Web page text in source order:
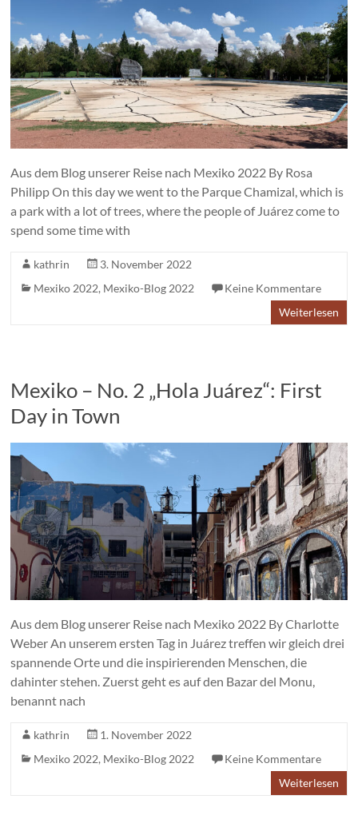
Aus dem Blog unserer Reise nach Mexiko 2022 By Rosa
Philipp On this day we went to the Parque Chamizal, which is
a park with a lot of trees, where the people of Juárez come to
spend some time with
kathrin
3. November 2022
Mexiko 2022, Mexiko-Blog 2022
Keine Kommentare
Weiterlesen
Mexiko – No. 2 „Hola Juárez“: First
Day in Town
Aus dem Blog unserer Reise nach Mexiko 2022 By Charlotte
Weber An unserem ersten Tag in Juárez treffen wir gleich drei
spannende Orte und die inspirierenden Menschen, die
dahinter stehen. Zuerst geht es auf den Bazar del Monu,
benannt nach
kathrin
1. November 2022
Mexiko 2022, Mexiko-Blog 2022
Keine Kommentare
Weiterlesen